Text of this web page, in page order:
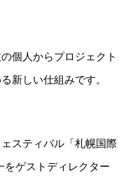
個人からプロジェクト
新しい仕組みです。
スティバル「札幌国際
をゲストディレクター